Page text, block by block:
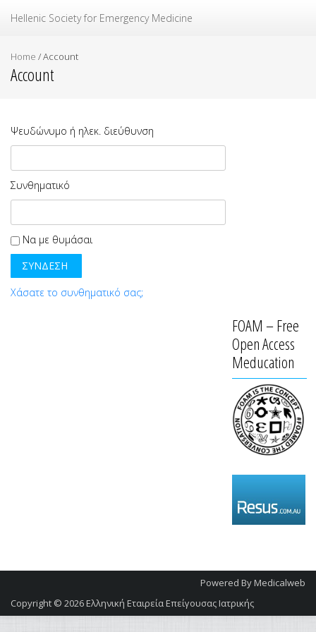
Ελληνική Εταιρεία Επείγουσας Ιατρικής
Hellenic Society for Emergency Medicine
Home /Account
Account
Ψευδώνυμο ή ηλεκ. διεύθυνση
Συνθηματικό
Να με θυμάσαι
Χάσατε το συνθηματικό σας;
FOAM – Free
Open Access
Meducation
Powered ByMedicalweb
Copyright © 2026Ελληνική Εταιρεία Επείγουσας Ιατρικής